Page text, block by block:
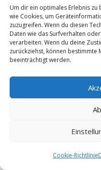
Um dir ein optimales Erlebnis
wie Cookies, um
zuzugreifen. Wenn du diesen
Daten wie das Surfverhalten
verarbeiten. Wenn du deine
zurückziehst, können bestimmte
beeinträchtigt werden.
Cookie-Richtlinie
Obermoschel
Schiersfeld
Unkenbach
Alsenz
Mannweiler-Cölln
Kalkofen Pfalz
Finkenbach-
Hallgarten Pfalz
Feilbingert